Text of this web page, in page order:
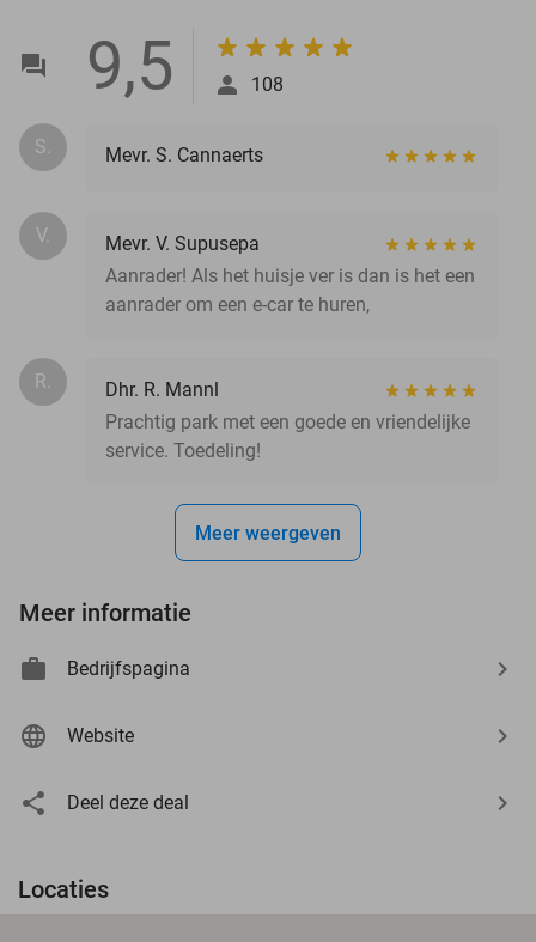
9,5 108
S. Mevr. S. Cannaerts
V.
Mevr. V. Supusepa
Aanrader! Als het huisje ver is dan is het een
aanrader om een e-car te huren,
R.
Dhr. R. Mannl
Prachtig park met een goede en vriendelijke
service. Toedeling!
Meer weergeven
Meer informatie
Bedrijfspagina
Website
Deel deze deal
Locaties